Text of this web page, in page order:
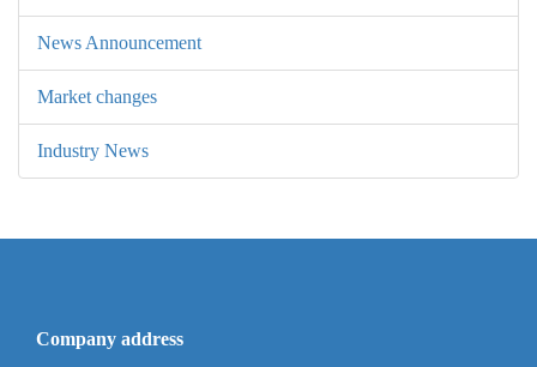
News Announcement
Market changes
Industry News
Company address